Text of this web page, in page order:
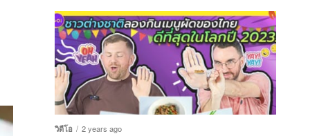
วิดีโอ 2 years ago